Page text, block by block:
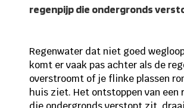
regenpijp die ondergronds
Regenwater dat niet goed
komt er vaak pas achter als de
overstroomt of je flinke plassen
huis ziet. Het ontstoppen van een